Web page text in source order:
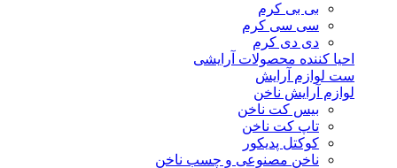
بی بی کرم
سی سی کرم
دی دی کرم
احیا کننده محصولات آرایشی
ست لوازم آرایش
لوازم آرایش ناخن
بیس کت ناخن
تاپ کت ناخن
کوکتل پدیکور
ناخن مصنوعی و چسب ناخن